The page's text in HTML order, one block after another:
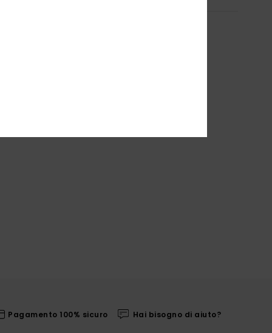
Pagamento 100% sicuro Hai bisogno di aiuto?